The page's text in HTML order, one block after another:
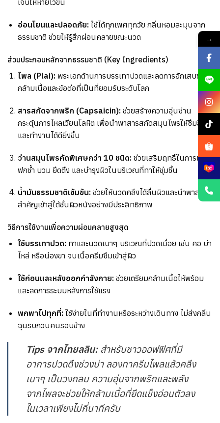
เจ็บให้หายไวขึ้น
อ่อนโยนและปลอดภัย: ใช้ได้ทุกเพศทุกวัย กลิ่นหอมละมุนจาก
ธรรมชาติ ช่วยให้รู้สึกผ่อนคลายขณะนวด
ส่วนประกอบหลักจากธรรมชาติ (Key Ingredients)
ไพล (Plai): พระเอกด้านการบรรเทาปวดและลดการอักเสบของ
กล้ามเนื้อและข้อต่อที่เป็นที่ยอมรับระดับโลก
สารสกัดจากพริก (Capsaicin): ช่วยสร้างความอุ่นซ่าน
กระตุ้นการไหลเวียนโลหิต เพื่อนำพาสารสกัดสมุนไพรให้ซึมลึก
และทำงานได้ดียิ่งขึ้น
ว่านสมุนไพรคัดพิเศษกว่า 10 ชนิด: ช่วยเสริมฤทธิ์ในการแก้
ฟกช้ำ บวม ยึดตึง และบำรุงผิวในบริเวณที่ทาให้ชุ่มชื้น
น้ำมันธรรมชาติเข้มข้น: ช่วยให้นวดคลึงได้ลื่นผิวและนำพาสาร
สำคัญเข้าสู่ใต้ชั้นผิวหนังอย่างมีประสิทธิภาพ
วิธีการใช้งานเพื่อความผ่อนคลายสูงสุด
ใช้บรรเทาปวด: ทาและนวดเบาๆ บริเวณที่ปวดเมื่อย เช่น คอ บ่า
ไหล่ หรือน่องขา จนเนื้อครีมซึมเข้าสู่ผิว
ใช้ก่อนและหลังออกกำลังกาย: ช่วยเตรียมกล้ามเนื้อให้พร้อม
และลดการระบมหลังการใช้แรง
พกพาไปทุกที่: ใช้ง่ายในที่ทำงานหรือระหว่างเดินทาง ไม่ส่งกลิ่น
ฉุนรบกวนคนรอบข้าง
Tips จากไทยลลิน:สำหรับชาวออฟฟิศที่มี
อาการปวดตึงช่วงบ่า ลองทาครีมไพลแล้วคลึง
เบาๆ เป็นวงกลม ความอุ่นจากพริกและพลัง
จากไพลจะช่วยให้กล้ามเนื้อที่ยึดแข็งอ่อนตัวลง
ในเวลาเพียงไม่กี่นาทีครับ
→